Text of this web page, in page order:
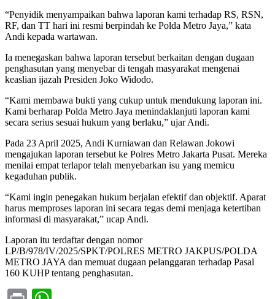
“Penyidik menyampaikan bahwa laporan kami terhadap RS, RSN,
RF, dan TT hari ini resmi berpindah ke Polda Metro Jaya,” kata
Andi kepada wartawan.
Ia menegaskan bahwa laporan tersebut berkaitan dengan dugaan
penghasutan yang menyebar di tengah masyarakat mengenai
keaslian ijazah Presiden Joko Widodo.
“Kami membawa bukti yang cukup untuk mendukung laporan ini.
Kami berharap Polda Metro Jaya menindaklanjuti laporan kami
secara serius sesuai hukum yang berlaku,” ujar Andi.
Pada 23 April 2025, Andi Kurniawan dan Relawan Jokowi
mengajukan laporan tersebut ke Polres Metro Jakarta Pusat. Mereka
menilai empat terlapor telah menyebarkan isu yang memicu
kegaduhan publik.
“Kami ingin penegakan hukum berjalan efektif dan objektif. Aparat
harus memproses laporan ini secara tegas demi menjaga ketertiban
informasi di masyarakat,” ucap Andi.
Laporan itu terdaftar dengan nomor
LP/B/978/IV/2025/SPKT/POLRES METRO JAKPUS/POLDA
METRO JAYA dan memuat dugaan pelanggaran terhadap Pasal
160 KUHP tentang penghasutan.